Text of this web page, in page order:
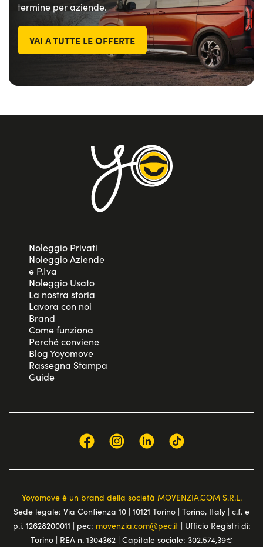
termine per aziende.
VAI A TUTTE LE OFFERTE
Noleggio Privati
Noleggio Aziende
e P.Iva
Noleggio Usato
La nostra storia
Lavora con noi
Brand
Come funziona
Perché conviene
Blog Yoyomove
Rassegna Stampa
Guide
Yoyomove è un brand della società MOVENZIA.COM S.R.L.
Sede legale: Via Confienza 10 | 10121 Torino | Torino, Italy | c.f. e
p.i. 12628200011 | pec: movenzia.com@pec.it| Ufficio Registri di:
Torino | REA n. 1304362 | Capitale sociale: 302.574,39€